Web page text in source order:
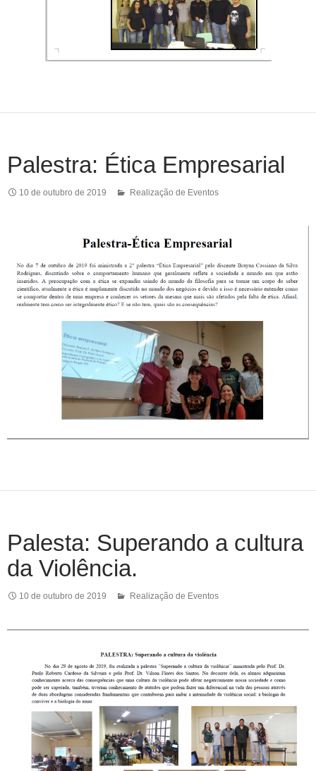
Palestra: Ética Empresarial
10 de outubro de 2019 Realização de Eventos
Palesta: Superando a cultura
da Violência.
10 de outubro de 2019 Realização de Eventos